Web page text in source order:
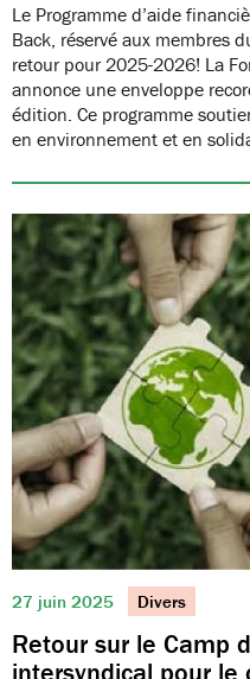
Le Programme d’aide
Back, réservé aux membres
retour pour 2025-2026! La
annonce une enveloppe
édition. Ce programme
en environnement et en
27 juin 2025 Divers
Retour sur le Camp
intersyndical pour le